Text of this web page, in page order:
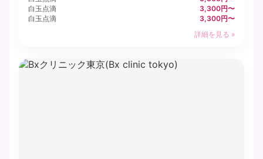
白玉点滴
3,300円〜
白玉点滴
3,300円〜
詳細を見る »